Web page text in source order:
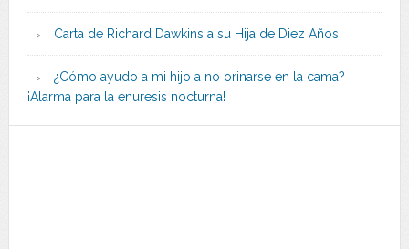
Carta de Richard Dawkins a su Hija de Diez Años
¿Cómo ayudo a mi hijo a no orinarse en la cama?
¡Alarma para la enuresis nocturna!